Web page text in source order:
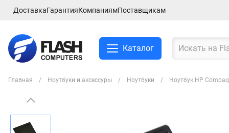
ДоставкаГарантияКомпаниямПоставщикам
Каталог
Главная Ноутбуки и аксессуры Ноутбуки Ноутбук HP